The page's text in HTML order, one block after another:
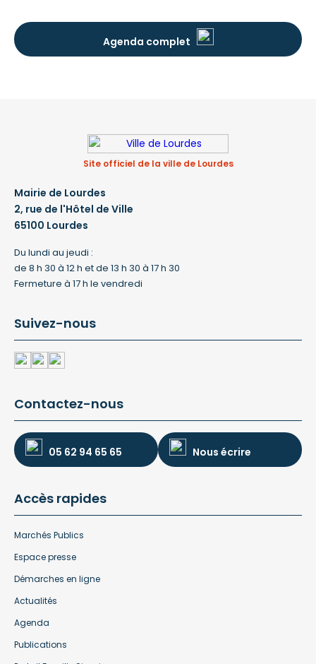
Agenda complet
Site officiel de la ville de Lourdes
Mairie de Lourdes
2, rue de l'Hôtel de Ville
65100 Lourdes
Du lundi au jeudi :
de 8 h 30 à 12 h et de 13 h 30 à 17 h 30
Fermeture à 17 h le vendredi
Suivez-nous
Contactez-nous
05 62 94 65 65 Nous écrire
Accès rapides
Marchés Publics
Espace presse
Démarches en ligne
Actualités
Agenda
Publications